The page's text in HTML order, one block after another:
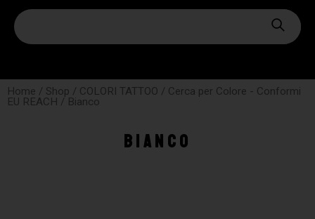
Home / Shop / COLORI TATTOO / Cerca per Colore - Conformi
EU REACH / Bianco
Bianco